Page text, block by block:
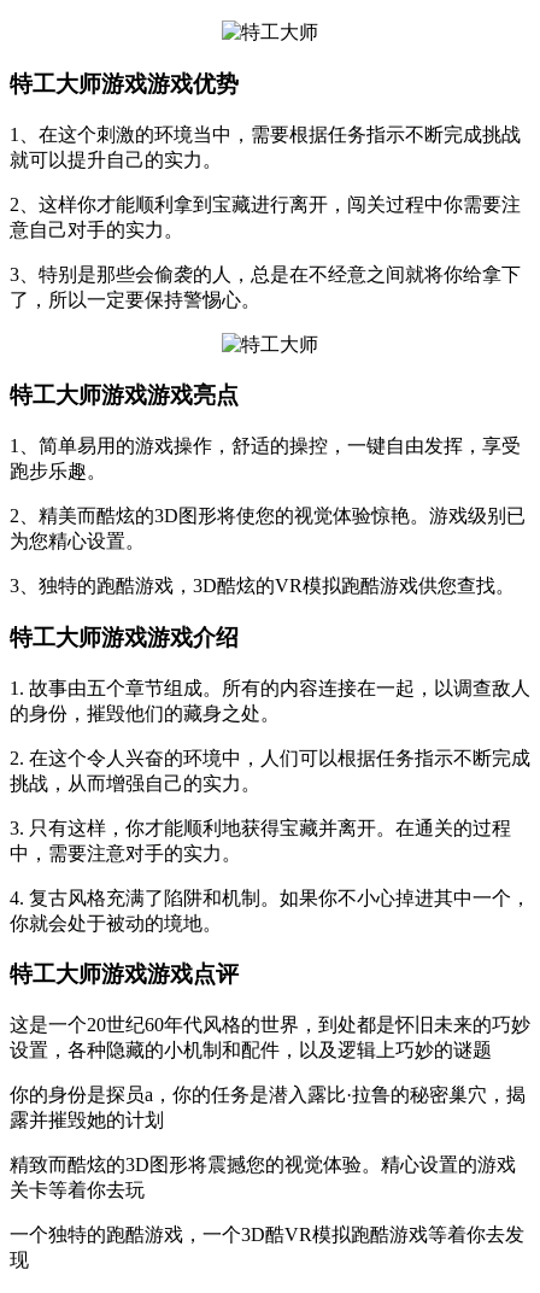
特工大师游戏游戏优势
1、在这个刺激的环境当中，需要根据任务指示不断完成挑战
就可以提升自己的实力。
2、这样你才能顺利拿到宝藏进行离开，闯关过程中你需要注
意自己对手的实力。
3、特别是那些会偷袭的人，总是在不经意之间就将你给拿下
了，所以一定要保持警惕心。
特工大师游戏游戏亮点
1、简单易用的游戏操作，舒适的操控，一键自由发挥，享受
跑步乐趣。
2、精美而酷炫的3D图形将使您的视觉体验惊艳。游戏级别已
为您精心设置。
3、独特的跑酷游戏，3D酷炫的VR模拟跑酷游戏供您查找。
特工大师游戏游戏介绍
1. 故事由五个章节组成。所有的内容连接在一起，以调查敌人
的身份，摧毁他们的藏身之处。
2. 在这个令人兴奋的环境中，人们可以根据任务指示不断完成
挑战，从而增强自己的实力。
3. 只有这样，你才能顺利地获得宝藏并离开。在通关的过程
中，需要注意对手的实力。
4. 复古风格充满了陷阱和机制。如果你不小心掉进其中一个，
你就会处于被动的境地。
特工大师游戏游戏点评
这是一个20世纪60年代风格的世界，到处都是怀旧未来的巧妙
设置，各种隐藏的小机制和配件，以及逻辑上巧妙的谜题
你的身份是探员a，你的任务是潜入露比·拉鲁的秘密巢穴，揭
露并摧毁她的计划
精致而酷炫的3D图形将震撼您的视觉体验。精心设置的游戏
关卡等着你去玩
一个独特的跑酷游戏，一个3D酷VR模拟跑酷游戏等着你去发
现